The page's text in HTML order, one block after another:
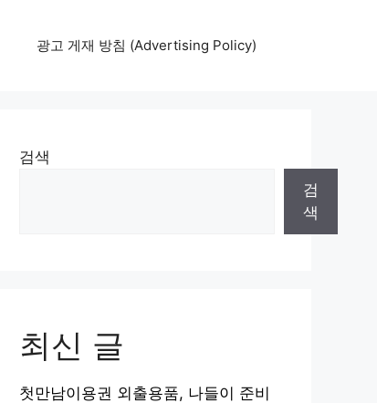
광고 게재 방침 (Advertising Policy)
검색
검
색
최신 글
첫만남이용권 외출용품, 나들이 준비